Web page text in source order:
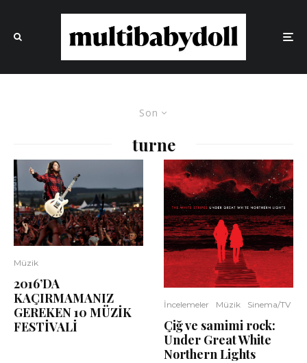
Son
turne
Müzik
2016’DA
KAÇIRMAMANIZ
GEREKEN 10 MÜZİK
FESTİVALİ
İncelemeler Müzik Sinema/TV
Çiğ ve samimi rock:
Under Great White
Northern Lights